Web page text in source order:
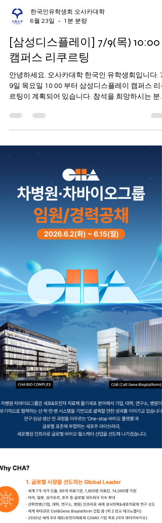
한국인유학생회 오사카대학
[삼성디스플레이] 7/9(목) 10:00
캠퍼스 리쿠르팅
안녕하세요. 오사카대학 한국인 유학생회입니다. 7
9일 목요일 10:00 부터 삼성디스플레이 캠퍼스 리
조사를 부탁드립니다. (설문조사 링크:
대상 스타벅스 카드 기념품이 제공됩니다. 자세한
오사카대학 한국인 유학생회 드림 본 안내문은 전
메일로 송부하여 공유 드리고 있습니다. 메일을 받
못하신 분들께서는 하기의 메일 주소로 회신해 주
면 감사하겠습니다. osakaunivkr@gmail.com